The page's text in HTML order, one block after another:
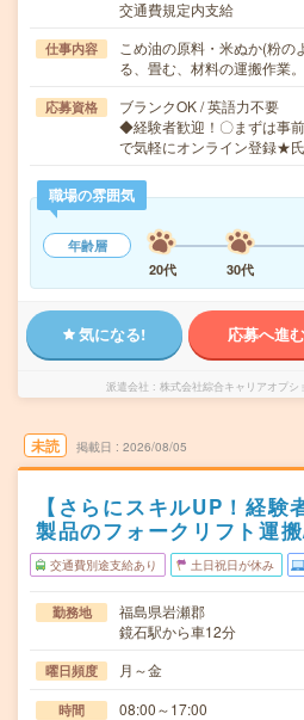
交通費規定内支給
仕事内容
こめ油の原料・米ぬか(粉
る、畳む、材料の運搬作業
応募資格
ブランクOK / 英語力不要
◆経験者歓迎！〇まずは事
で気軽にオンライン登録★
職場の雰囲気
年齢層
20代
30代
気になる! 応募へ進む
派遣会社 株式会社綜合キャリアオプ
未読 掲載日 2026/08/05
【さらにスキルUP！経験
製品のフォークリフト運
交通費別途支給あり 土日祝日が休み
勤務地
福島県岩瀬郡
鏡石駅から車12分
曜日頻度 月～金
時間 08:00～17:00